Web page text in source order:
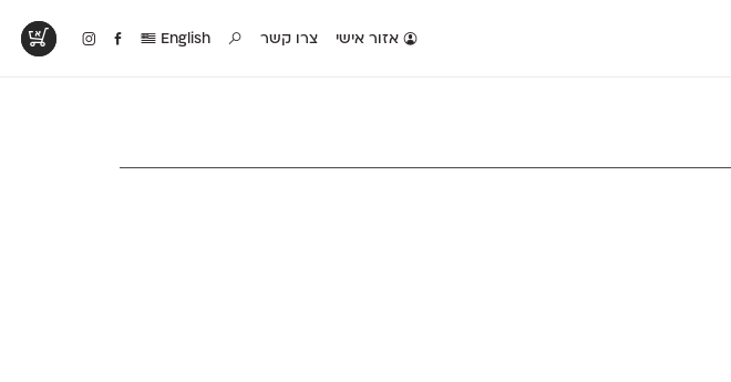
אזור אישי צרו קשר English
מטריפים שנעשו עם
פונטים על־גבי דף A4
של הפונטים שלנו זה